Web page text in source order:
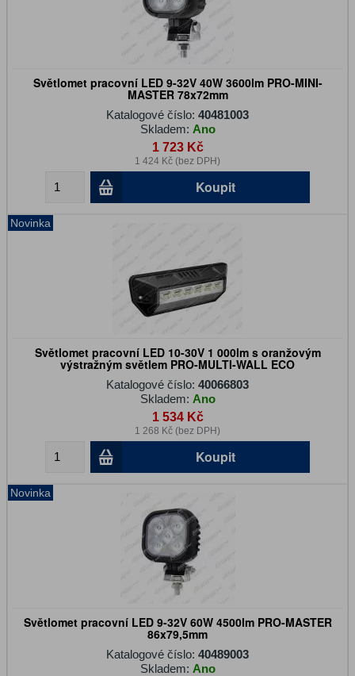
Světlomet pracovní LED 9-32V 40W 3600lm PRO-MINI-
MASTER 78x72mm
Katalogové číslo: 40481003
Skladem: Ano
1 723 Kč
1 424 Kč (bez DPH)
Koupit
Novinka
Světlomet pracovní LED 10-30V 1 000lm s oranžovým
výstražným světlem PRO-MULTI-WALL ECO
Katalogové číslo: 40066803
Skladem: Ano
1 534 Kč
1 268 Kč (bez DPH)
Koupit
Novinka
Světlomet pracovní LED 9-32V 60W 4500lm PRO-MASTER
86x79,5mm
Katalogové číslo: 40489003
Skladem: Ano